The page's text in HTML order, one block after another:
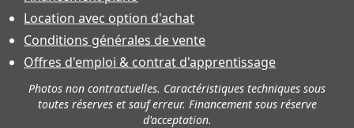
Location avec option d'achat
Conditions générales de vente
Offres d'emploi & contrat d'apprentissage
Photos non contractuelles. Caractéristiques techniques sous
toutes réserves et sauf erreur. Financement sous réserve
d'acceptation.